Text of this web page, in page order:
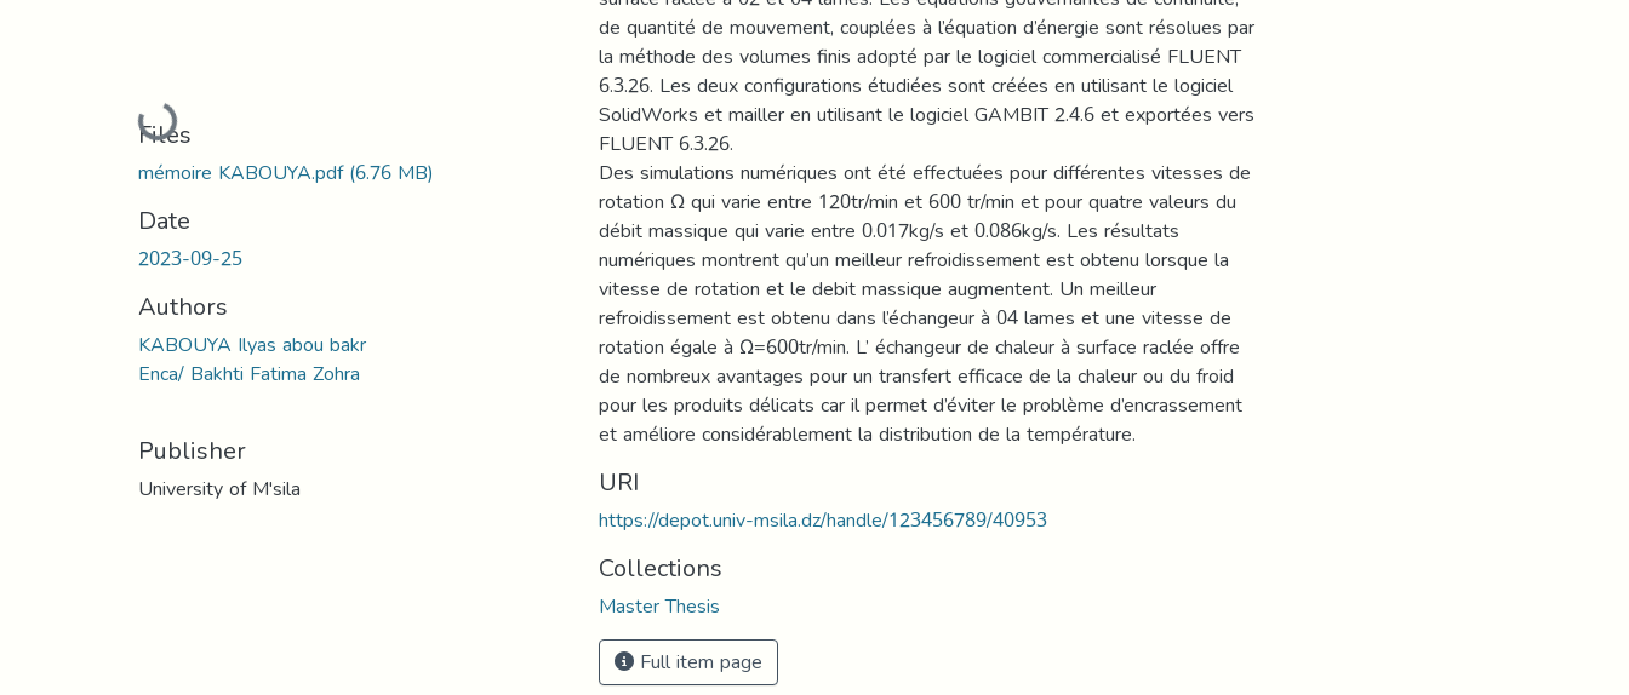
Loading...
Files
mémoire KABOUYA.pdf(6.76 MB)
Date
2023-09-25
Authors
KABOUYA Ilyas abou bakr
Enca/ Bakhti Fatima Zohra
Publisher
University of M'sila
de quantité de mouvement, couplées à l’équation d’énergie sont résolues par
la méthode des volumes finis adopté par le logiciel commercialisé FLUENT
6.3.26. Les deux configurations étudiées sont créées en utilisant le logiciel
SolidWorks et mailler en utilisant le logiciel GAMBIT 2.4.6 et exportées vers
FLUENT 6.3.26.
Des simulations numériques ont été effectuées pour différentes vitesses de
rotation Ω qui varie entre 120tr/min et 600 tr/min et pour quatre valeurs du
débit massique qui varie entre 0.017kg/s et 0.086kg/s. Les résultats
numériques montrent qu’un meilleur refroidissement est obtenu lorsque la
vitesse de rotation et le debit massique augmentent. Un meilleur
refroidissement est obtenu dans l’échangeur à 04 lames et une vitesse de
rotation égale à Ω=600tr/min. L’ échangeur de chaleur à surface raclée offre
de nombreux avantages pour un transfert efficace de la chaleur ou du froid
pour les produits délicats car il permet d’éviter le problème d’encrassement
et améliore considérablement la distribution de la température.
URI
https://depot.univ-msila.dz/handle/123456789/40953
Collections
Master Thesis
Full item page